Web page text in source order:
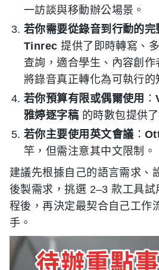
一訪談與移動辦公場景。
若你需要從錄音到行動的
Tinrec 提供了即時轉寫、
查詢，適合學生、內容創
將錄音真正轉化為可執行的
若你預算有限或偶爾使用 ：
雅婷逐字稿 的時數包提供
若你主要使用英文會議 ：
竿，但需注意其中文限制。
建議先根據自己的語言需求、
後製需求，挑選 2–3 款工具
程後，再決定最契合自己工作
手。